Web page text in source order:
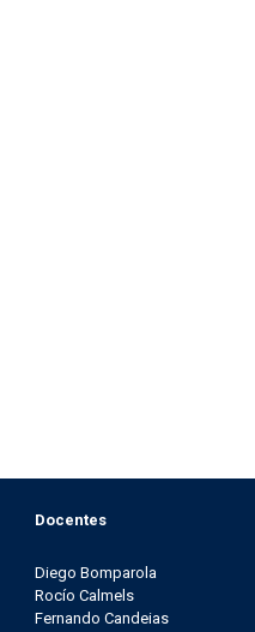
Docentes
Diego Bomparola
Rocío Calmels
Fernando Candeias